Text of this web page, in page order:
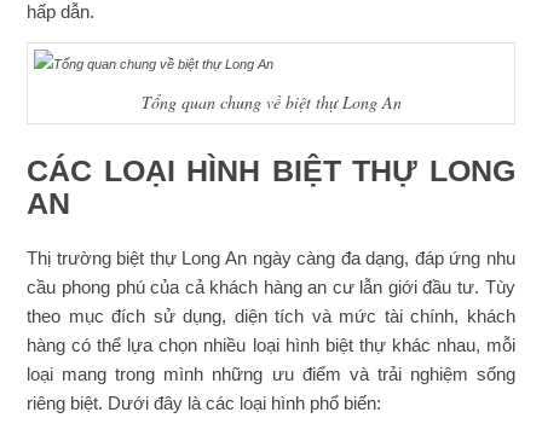
hấp dẫn.
Tổng quan chung về biệt thự Long An
CÁC LOẠI HÌNH BIỆT THỰ LONG
AN
Thị trường biệt thự Long An ngày càng đa dạng, đáp ứng nhu
cầu phong phú của cả khách hàng an cư lẫn giới đầu tư. Tùy
theo mục đích sử dụng, diện tích và mức tài chính, khách
hàng có thể lựa chọn nhiều loại hình biệt thự khác nhau, mỗi
loại mang trong mình những ưu điểm và trải nghiệm sống
riêng biệt. Dưới đây là các loại hình phổ biến: